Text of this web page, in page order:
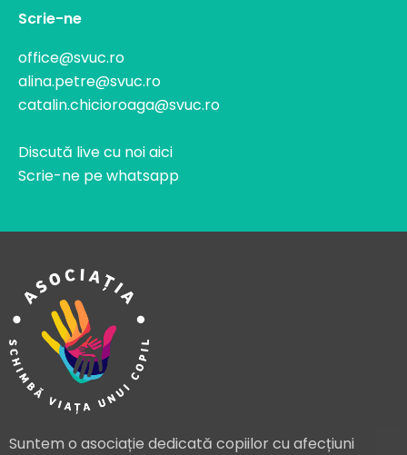
Scrie-ne
office@svuc.ro
alina.petre@svuc.ro
catalin.chicioroaga@svuc.ro
Discută live cu noi aici
Scrie-ne pe whatsapp
Suntem o asociație dedicată copiilor cu afecțiuni